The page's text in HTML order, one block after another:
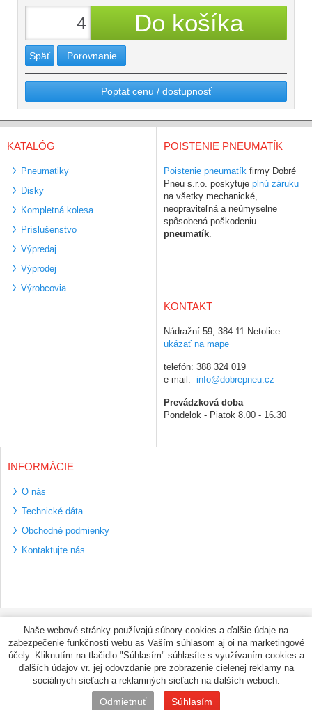
Späť Porovnanie
Poptat cenu / dostupnosť
KATALÓG
Pneumatiky
Disky
Kompletná kolesa
Príslušenstvo
Výpredaj
Výprodej
Výrobcovia
POISTENIE PNEUMATÍK
Poistenie pneumatík firmy Dobré
Pneu s.r.o. poskytuje plnú záruku
na všetky mechanické,
neopraviteľná a neúmyselne
spôsobená poškodeniu
pneumatík
KONTAKT
Nádražní 59, 384 11 Netolice
ukázať na mape
telefón: 388 324 019
e-mail: info@dobrepneu.cz
Prevádzková doba
Pondelok - Piatok 8.00 - 16.30
INFORMÁCIE
O nás
Technické dáta
Obchodné podmienky
Kontaktujte nás
Bezpečné platební
metody
Využíváme zasílání
PPL
© PNEUMAX.SK 2026 by
Naše webové stránky používajú súbory cookies a ďalšie údaje na
zabezpečenie funkčnosti webu as Vaším súhlasom aj oi na marketingové
účely. Kliknutím na tlačidlo "Súhlasím" súhlasíte s využívaním cookies a
ďalších údajov vr. jej odovzdanie pre zobrazenie cielenej reklamy na
sociálnych sieťach a reklamných sieťach na ďalších weboch.
Odmietnuť Súhlasím